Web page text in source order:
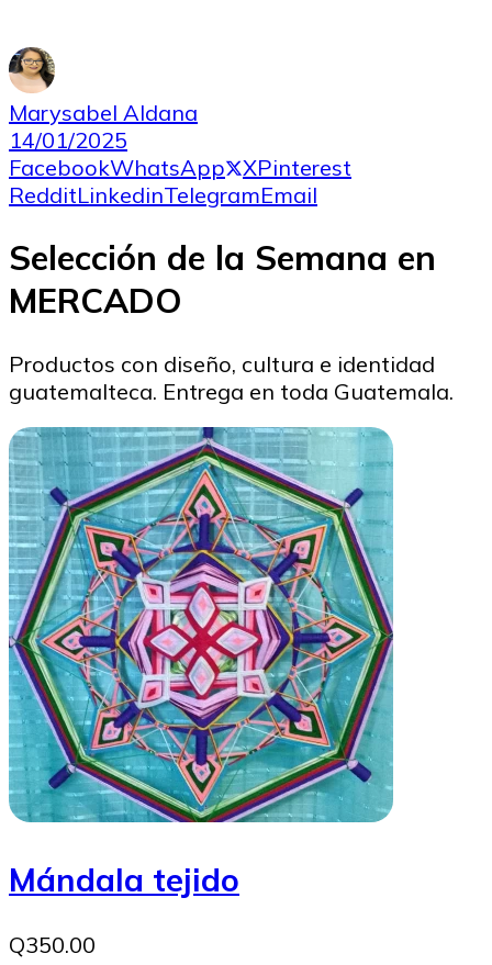
Marysabel Aldana
14/01/2025
FacebookWhatsApp XPinterest
RedditLinkedinTelegramEmail
Selección de la Semana en
MERCADO
Productos con diseño, cultura e identidad
guatemalteca. Entrega en toda Guatemala.
Mándala tejido
Q350.00